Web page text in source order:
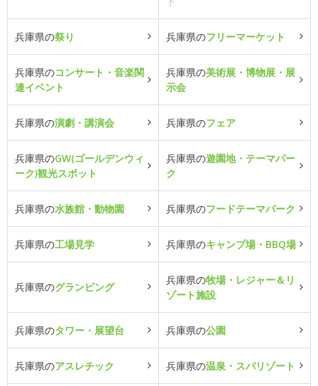
兵庫県の祭り 兵庫県のフリーマーケット
兵庫県のコンサート・音楽関
連イベント
兵庫県の美術展・博物展・展
示会
兵庫県の演劇・講演会 兵庫県のフェア
兵庫県のGW(ゴールデンウィ
ーク)観光スポット
兵庫県の遊園地・テーマパー
ク
兵庫県の水族館・動物園 兵庫県のフードテーマパーク
兵庫県の工場見学 兵庫県のキャンプ場・BBQ場
兵庫県のグランピング
兵庫県の牧場・レジャー＆リ
ゾート施設
兵庫県のタワー・展望台 兵庫県の公園
兵庫県のアスレチック 兵庫県の温泉・スパリゾート